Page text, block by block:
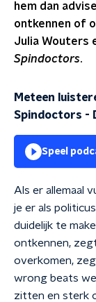
hem dan
ontkennen of
Julia Wouters
Spindoctors.
Meteen
Spindoctors -
Speel
Als er allemaal
je er als
duidelijk te
ontkennen,
overkomen,
wrong beats
zitten en sterk